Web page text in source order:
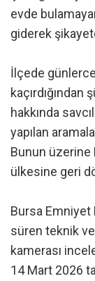
evde
giderek
İlçede
hakkında
yapılan
Bunun üzerine
ülkesine geri
Bursa Emniyet
süren teknik
kamerası
14 Mart 2026